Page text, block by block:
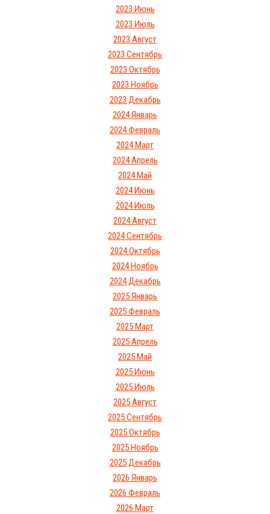
2023 Июнь
2023 Июль
2023 Август
2023 Сентябрь
2023 Октябрь
2023 Ноябрь
2023 Декабрь
2024 Январь
2024 Февраль
2024 Март
2024 Апрель
2024 Май
2024 Июнь
2024 Июль
2024 Август
2024 Сентябрь
2024 Октябрь
2024 Ноябрь
2024 Декабрь
2025 Январь
2025 Февраль
2025 Март
2025 Апрель
2025 Май
2025 Июнь
2025 Июль
2025 Август
2025 Сентябрь
2025 Октябрь
2025 Ноябрь
2025 Декабрь
2026 Январь
2026 Февраль
2026 Март